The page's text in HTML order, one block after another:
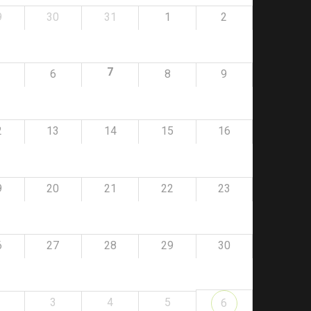
30 31 1 2
6 7 8 9
13 14 15 16
20 21 22 23
27 28 29 30
3 4 5 6